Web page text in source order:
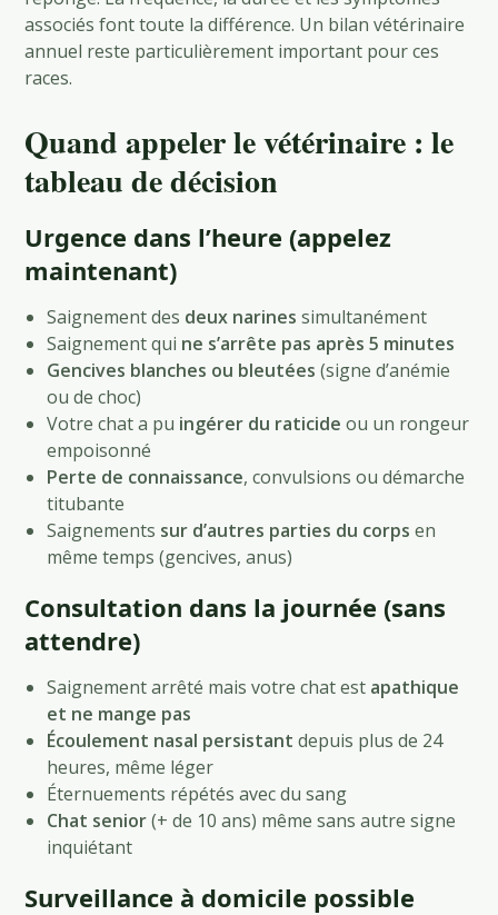
associés font toute la différence. Un bilan vétérinaire
annuel reste particulièrement important pour ces
races.
Quand appeler le vétérinaire : le
tableau de décision
Urgence dans l’heure (appelez
maintenant)
Saignement des deux narines simultanément
Saignement qui ne s’arrête pas après 5 minutes
Gencives blanches ou bleutées (signe d’anémie
ou de choc)
Votre chat a pu ingérer du raticide ou un rongeur
empoisonné
Perte de connaissance, convulsions ou démarche
titubante
Saignements sur d’autres parties du corps en
même temps (gencives, anus)
Consultation dans la journée (sans
attendre)
Saignement arrêté mais votre chat est apathique
et ne mange pas
Écoulement nasal persistant depuis plus de 24
heures, même léger
Éternuements répétés avec du sang
Chat senior(+ de 10 ans) même sans autre signe
inquiétant
Surveillance à domicile possible